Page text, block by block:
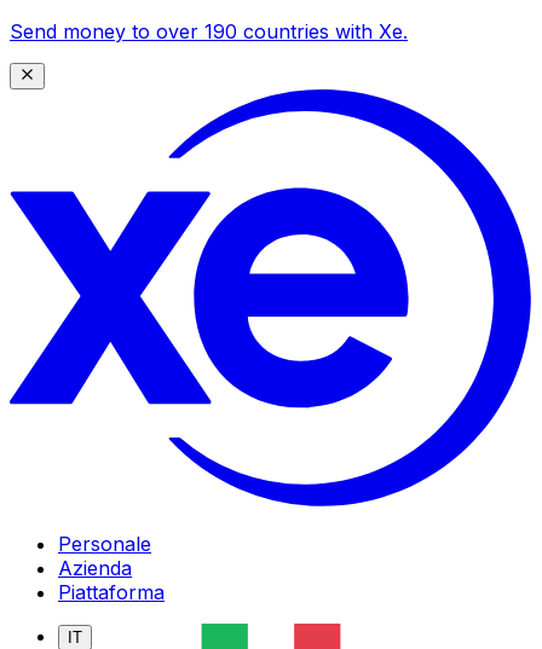
Send money to over 190 countries with Xe.
Personale
Azienda
Piattaforma
IT